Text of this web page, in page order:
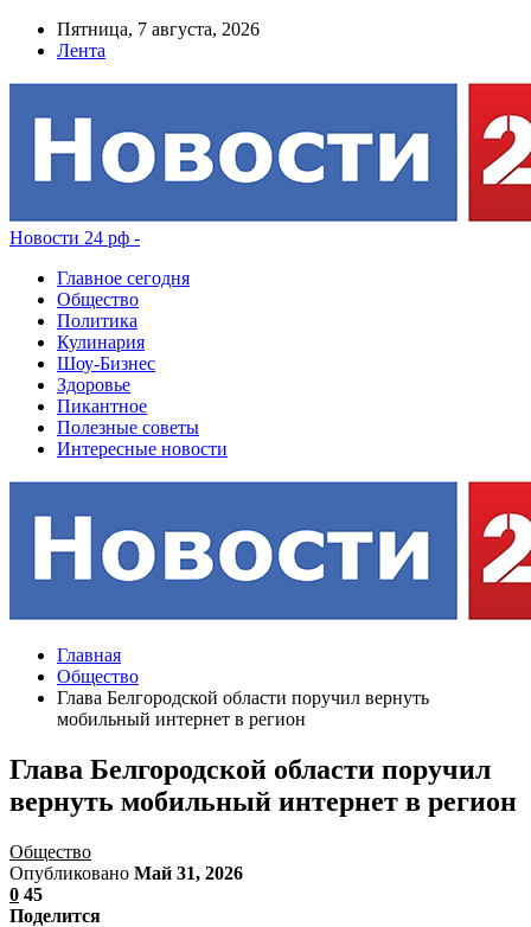
Пятница, 7 августа, 2026
Лента
Новости 24 рф -
Главное сегодня
Общество
Политика
Кулинария
Шоу-Бизнес
Здоровье
Пикантное
Полезные советы
Интересные новости
Главная
Общество
Глава Белгородской области поручил вернуть
мобильный интернет в регион
Глава Белгородской области поручил
вернуть мобильный интернет в регион
Общество
Опубликовано Май 31, 2026
0 45
Поделится